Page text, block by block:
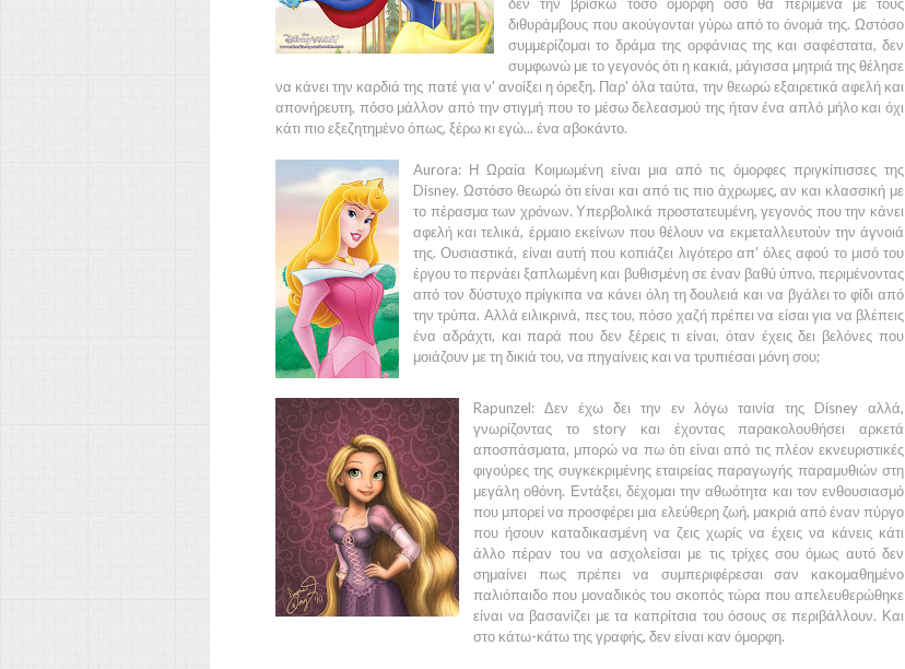
διθυράμβους που ακούγονται γύρω από το όνομά της. Ωστόσο
συμμερίζομαι το δράμα της ορφάνιας της και σαφέστατα, δεν
συμφωνώ με το γεγονός ότι η κακιά, μάγισσα μητριά της θέλησε
να κάνει την καρδιά της πατέ για ν' ανοίξει η όρεξη. Παρ' όλα ταύτα, την θεωρώ εξαιρετικά αφελή και
απονήρευτη, πόσο μάλλον από την στιγμή που το μέσω δελεασμού της ήταν ένα απλό μήλο και όχι
κάτι πιο εξεζητημένο όπως, ξέρω κι εγώ... ένα αβοκάντο.
Aurora: Η Ωραία Κοιμωμένηείναι μια από τις όμορφες πριγκίπισσες της
Disney. Ωστόσο θεωρώ ότι είναι και από τις πιο άχρωμες, αν και κλασσική με
το πέρασμα των χρόνων. Υπερβολικά προστατευμένη, γεγονός που την κάνει
αφελή και τελικά, έρμαιο εκείνων που θέλουν να εκμεταλλευτούν την άγνοιά
της. Ουσιαστικά, είναι αυτή που κοπιάζει λιγότερο απ' όλες αφού το μισό του
έργου το περνάει ξαπλωμένη και βυθισμένη σε έναν βαθύ ύπνο, περιμένοντας
από τον δύστυχο πρίγκιπα να κάνει όλη τη δουλειά και να βγάλει το φίδι από
την τρύπα. Αλλά ειλικρινά, πες του, πόσο χαζή πρέπει να είσαι για να βλέπεις
ένα αδράχτι, και παρά που δεν ξέρεις τι είναι, όταν έχεις δει βελόνες που
μοιάζουν με τη δικιά του, να πηγαίνεις και να τρυπιέσαι μόνη σου;
Rapunzel: Δεν έχω δει την εν λόγω ταινία της Disneyαλλά,
γνωρίζοντας το story και έχοντας παρακολουθήσει αρκετά
αποσπάσματα, μπορώ να πω ότι είναι από τις πλέον εκνευριστικές
φιγούρες της συγκεκριμένης εταιρείας παραγωγής παραμυθιών στη
μεγάλη οθόνη. Εντάξει, δέχομαι την αθωότητα και τον ενθουσιασμό
που μπορεί να προσφέρει μια ελεύθερη ζωή, μακριά από έναν πύργο
που ήσουν καταδικασμένη να ζεις χωρίς να έχεις να κάνεις κάτι
άλλο πέραν του να ασχολείσαι με τις τρίχες σου όμως αυτό δεν
σημαίνει πως πρέπει να συμπεριφέρεσαι σαν κακομαθημένο
παλιόπαιδο που μοναδικός του σκοπός τώρα που απελευθερώθηκε
είναι να βασανίζει με τα καπρίτσια του όσους σε περιβάλλουν. Και
στο κάτω-κάτω της γραφής, δεν είναι καν όμορφη.